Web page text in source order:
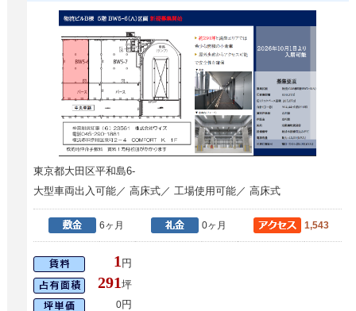
東京都大田区平和島6-
大型車両出入可能／ 高床式／ 工場使用可能／ 高床式
6ヶ月 0ヶ月 1,543
1 円
291坪
0円